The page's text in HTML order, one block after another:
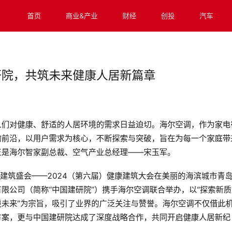
首页 商业&产业 财经 创投 汽车
，共筑未来健康人居新篇章
对健康、舒适的人居环境的需求日益迫切。海尔空调，作为家
沿，以用户需求为核心，不断探索与突破，旨在为每一个家庭
海尔智家副总裁、空气产业总经理——宋玉军。
筑盛会——2024（第六届）健康建筑大会在美丽的海滨城市青岛
公司（简称“中国建研院”）携手海尔空调联合举办，以“探索新
来”为宗旨，吸引了业界的广泛关注与赞誉。海尔空调不仅借此
，更与中国建研院达成了深度战略合作，共同开启健康人居新纪